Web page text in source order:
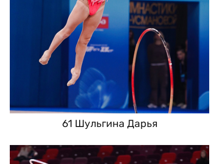
61 Шульгина Дарья